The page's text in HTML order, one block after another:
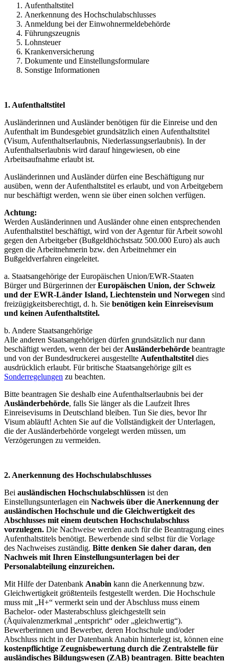
Aufenthaltstitel
Anerkennung des Hochschulabschlusses
Anmeldung bei der Einwohnermeldebehörde
Führungszeugnis
Lohnsteuer
Krankenversicherung
Dokumente und Einstellungsformulare
Sonstige Informationen
1. Aufenthaltstitel
Ausländerinnen und Ausländer benötigen für die Einreise und den
Aufenthalt im Bundesgebiet grundsätzlich einen Aufenthaltstitel
(Visum, Aufenthaltserlaubnis, Niederlassungserlaubnis). In der
Aufenthaltserlaubnis wird darauf hingewiesen, ob eine
Arbeitsaufnahme erlaubt ist.
Ausländerinnen und Ausländer dürfen eine Beschäftigung nur
ausüben, wenn der Aufenthaltstitel es erlaubt, und von Arbeitgebern
nur beschäftigt werden, wenn sie über einen solchen verfügen.
Achtung:
Werden Ausländerinnen und Ausländer ohne einen entsprechenden
Aufenthaltstitel beschäftigt, wird von der Agentur für Arbeit sowohl
gegen den Arbeitgeber (Bußgeldhöchstsatz 500.000 Euro) als auch
gegen die Arbeitnehmerin bzw. den Arbeitnehmer ein
Bußgeldverfahren eingeleitet.
a. Staatsangehörige der Europäischen Union/EWR-Staaten
Bürger und Bürgerinnen derEuropäischen Union, der Schweiz
und der EWR-Länder Island, Liechtenstein und Norwegen sind
freizügigkeitsberechtigt, d. h. Sie benötigen kein Einreisevisum
und keinen Aufenthaltstitel.
b. Andere Staatsangehörige
Alle anderen Staatsangehörigen dürfen grundsätzlich nur dann
beschäftigt werden, wenn der bei derAusländerbehörde beantragte
und von der Bundesdruckerei ausgestellte Aufenthaltstitel dies
ausdrücklich erlaubt. Für britische Staatsangehörige gilt es
Sonderregelungen zu beachten.
Bitte beantragen Sie deshalb eine Aufenthaltserlaubnis bei der
Ausländerbehörde, falls Sie länger als die Laufzeit Ihres
Einreisevisums in Deutschland bleiben. Tun Sie dies, bevor Ihr
Visum abläuft! Achten Sie auf die Vollständigkeit der Unterlagen,
die der Ausländerbehörde vorgelegt werden müssen, um
Verzögerungen zu vermeiden.
2. Anerkennung des Hochschulabschlusses
Bei ausländischen Hochschulabschlüssen ist den
Einstellungsunterlagen ein Nachweis über die Anerkennung der
ausländischen Hochschule und die Gleichwertigkeit des
Abschlusses mit einem deutschen Hochschulabschluss
vorzulegen. Die Nachweise werden auch für die Beantragung eines
Aufenthaltstitels benötigt. Bewerbende sind selbst für die Vorlage
des Nachweises zuständig. Bitte denken Sie daher daran, den
Nachweis mit Ihren Einstellungsunterlagen bei der
Personalabteilung einzureichen.
Mit Hilfe der Datenbank Anabin kann die Anerkennung bzw.
Gleichwertigkeit größtenteils festgestellt werden. Die Hochschule
muss mit „H+“ vermerkt sein und der Abschluss muss einem
Bachelor- oder Masterabschluss gleichgestellt sein
(Äquivalenzmerkmal „entspricht“ oder „gleichwertig“).
Bewerberinnen und Bewerber, deren Hochschule und/oder
Abschluss nicht in der Datenbank Anabin hinterlegt ist, können eine
kostenpflichtige Zeugnisbewertung durch die Zentralstelle für
ausländisches Bildungswesen (ZAB) beantragen. Bitte beachten